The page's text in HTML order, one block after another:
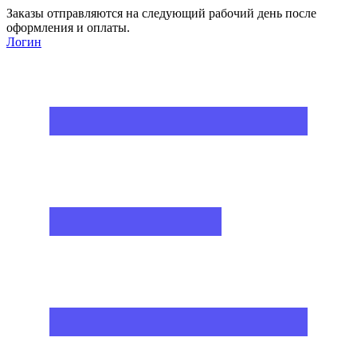
Заказы отправляются на следующий рабочий день после
оформления и оплаты.
Логин